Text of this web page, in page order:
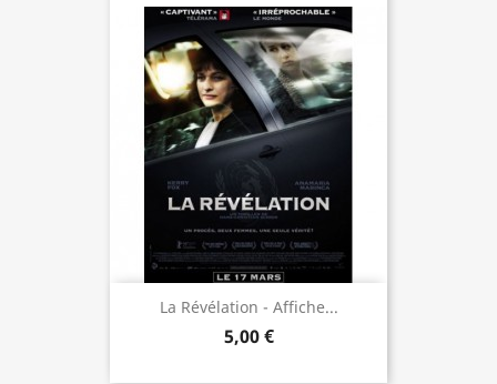
La Révélation - Affiche...
5,00 €